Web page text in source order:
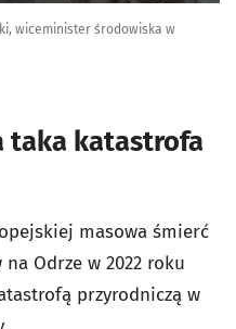
wiceminister środowiska w
taka katastrofa
masowa śmierć
Odrze w 2022 roku
przyrodniczą w